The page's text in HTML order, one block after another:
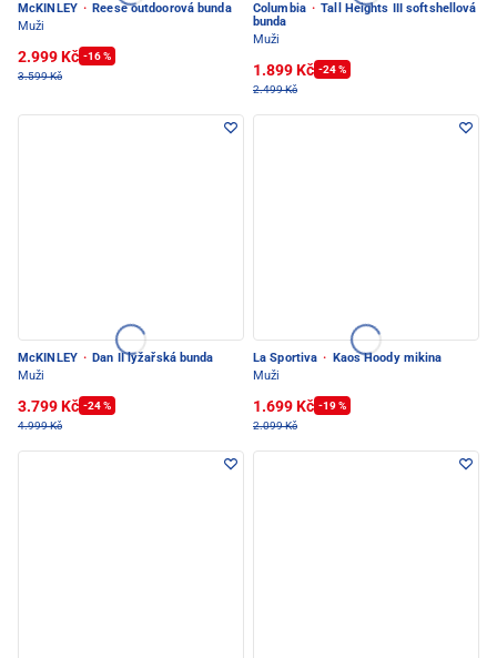
McKINLEY · Reese outdoorová bunda
Muži
2.999 Kč -16 %
3.599 Kč
Columbia · Tall Heights III softshellová
bunda
Muži
1.899 Kč -24 %
2.499 Kč
McKINLEY · Dan II lyžařská bunda
Muži
3.799 Kč -24 %
4.999 Kč
La Sportiva ·
Kaos Hoody mikina
Muži
1.699 Kč -19 %
2.099 Kč